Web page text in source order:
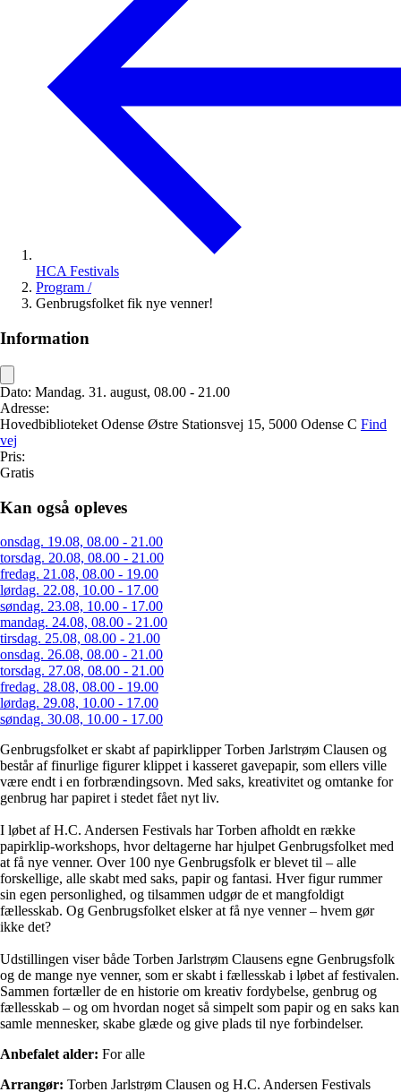
HCA Festivals
Program /
Genbrugsfolket fik nye venner!
Information
Dato: Mandag. 31. august, 08.00 - 21.00
Adresse:
Hovedbiblioteket Odense Østre Stationsvej 15, 5000 Odense C Find
vej
Pris:
Gratis
Kan også opleves
onsdag. 19.08, 08.00 - 21.00
torsdag. 20.08, 08.00 - 21.00
fredag. 21.08, 08.00 - 19.00
lørdag. 22.08, 10.00 - 17.00
søndag. 23.08, 10.00 - 17.00
mandag. 24.08, 08.00 - 21.00
tirsdag. 25.08, 08.00 - 21.00
onsdag. 26.08, 08.00 - 21.00
torsdag. 27.08, 08.00 - 21.00
fredag. 28.08, 08.00 - 19.00
lørdag. 29.08, 10.00 - 17.00
søndag. 30.08, 10.00 - 17.00
Genbrugsfolket er skabt af papirklipper Torben Jarlstrøm Clausen og
består af finurlige figurer klippet i kasseret gavepapir, som ellers ville
være endt i en forbrændingsovn. Med saks, kreativitet og omtanke for
genbrug har papiret i stedet fået nyt liv.
I løbet af H.C. Andersen Festivals har Torben afholdt en række
papirklip-workshops, hvor deltagerne har hjulpet Genbrugsfolket med
at få nye venner. Over 100 nye Genbrugsfolk er blevet til – alle
forskellige, alle skabt med saks, papir og fantasi. Hver figur rummer
sin egen personlighed, og tilsammen udgør de et mangfoldigt
fællesskab. Og Genbrugsfolket elsker at få nye venner – hvem gør
ikke det?
Udstillingen viser både Torben Jarlstrøm Clausens egne Genbrugsfolk
og de mange nye venner, som er skabt i fællesskab i løbet af festivalen.
Sammen fortæller de en historie om kreativ fordybelse, genbrug og
fællesskab – og om hvordan noget så simpelt som papir og en saks kan
samle mennesker, skabe glæde og give plads til nye forbindelser.
Anbefalet alder: For alle
Arrangør: Torben Jarlstrøm Clausen og H.C. Andersen Festivals